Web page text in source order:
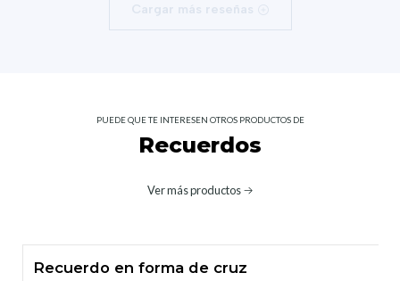
Cargar más reseñas
PUEDE QUE TE INTERESEN OTROS PRODUCTOS DE
Recuerdos
Ver más productos
Recuerdo en forma de cruz